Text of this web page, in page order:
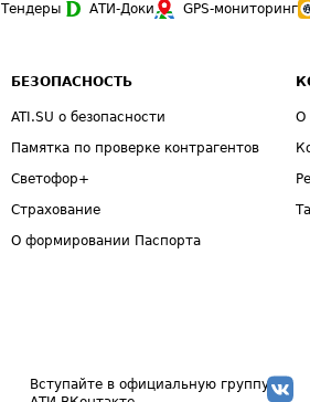
Тендеры АТИ-Доки GPS-мониторинг
БЕЗОПАСНОСТЬ
ATI.SU о безопасности
Памятка по проверке контрагентов
Светофор+
Страхование
О формировании Паспорта
О
Вступайте в официальную группу